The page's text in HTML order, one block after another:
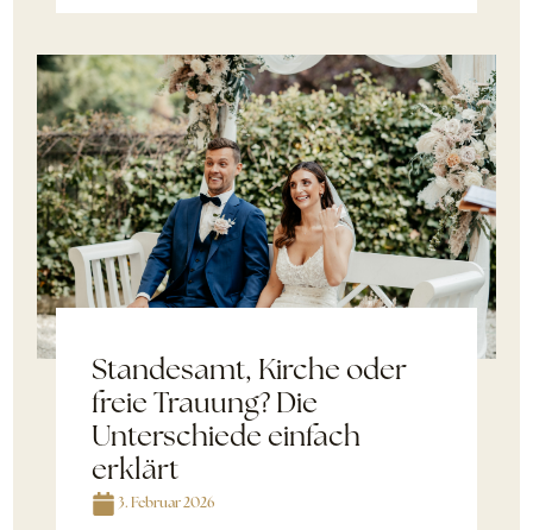
Standesamt, Kirche oder
freie Trauung? Die
Unterschiede einfach
erklärt
3. Februar 2026